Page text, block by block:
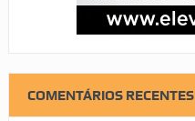
COMENTÁRIOS RECENTES